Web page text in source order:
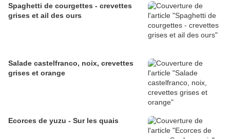
Spaghetti de courgettes - crevettes
grises et ail des ours
Salade castelfranco, noix, crevettes
grises et orange
Ecorces de yuzu - Sur les quais